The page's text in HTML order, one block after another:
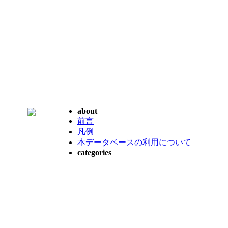
about
前言
凡例
本データベースの利用について
categories